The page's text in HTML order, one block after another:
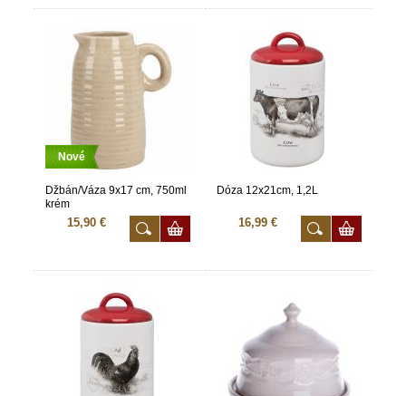
Nové
Džbán/Váza 9x17 cm, 750ml
krém
15,90 €
Dóza 12x21cm, 1,2L
16,99 €